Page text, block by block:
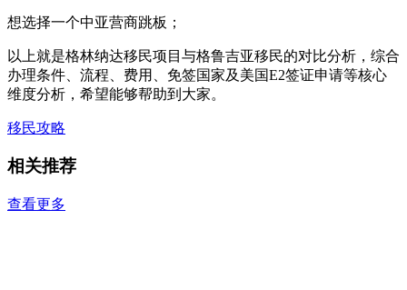
想选择一个中亚营商跳板；
以上就是格林纳达移民项目与格鲁吉亚移民的对比分析，综合
办理条件、流程、费用、免签国家及美国E2签证申请等核心
维度分析，希望能够帮助到大家。
移民攻略
相关推荐
查看更多